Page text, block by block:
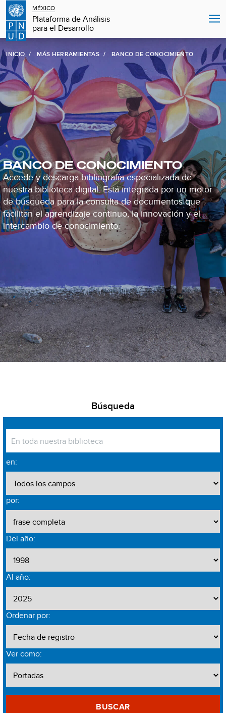
MÉXICO
Plataforma de Análisis
para el Desarrollo
INICIO MÁS HERRAMIENTAS BANCO DE CONOCIMIENTO
BANCO DE CONOCIMIENTO
Accede y descarga bibliografía especializada de
nuestra biblioteca digital. Está integrada por un motor
de búsqueda para la consulta de documentos que
facilitan el aprendizaje continuo, la innovación y el
intercambio de conocimiento.
Búsqueda
en:
por:
Del año:
Al año:
Ordenar por:
Ver como:
BUSCAR